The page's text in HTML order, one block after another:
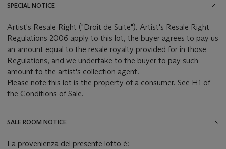
SPECIAL NOTICE
Artist's Resale Right ("Droit de Suite"). Artist's Resale Right
Regulations 2006 apply to this lot, the buyer agrees to pay us
an amount equal to the resale royalty provided for in those
Regulations, and we undertake to the buyer to pay such
amount to the artist's collection agent.
Please note this lot is the property of a consumer. See H1 of
the Conditions of Sale.
SALE ROOM NOTICE
La provenienza del presente lotto è: